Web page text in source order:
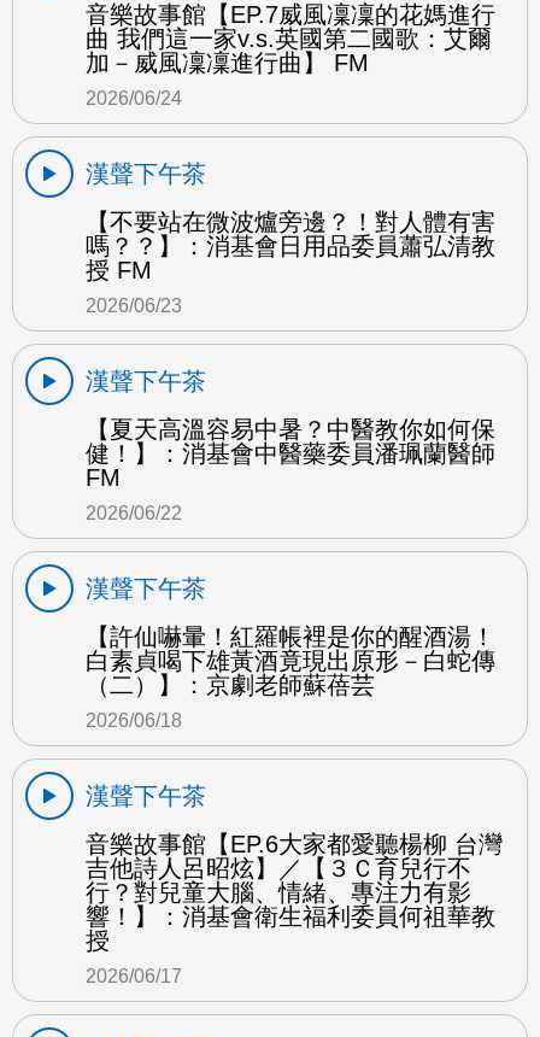
音樂故事館【EP.7威風凜凜的花媽進行
曲 我們這一家v.s.英國第二國歌：艾爾
加－威風凜凜進行曲】 FM
2026/06/24
漢聲下午茶
【不要站在微波爐旁邊？！對人體有害
嗎？？】：消基會日用品委員蕭弘清教
授 FM
2026/06/23
漢聲下午茶
【夏天高溫容易中暑？中醫教你如何保
健！】：消基會中醫藥委員潘珮蘭醫師
FM
2026/06/22
漢聲下午茶
【許仙嚇暈！紅羅帳裡是你的醒酒湯！
白素貞喝下雄黃酒竟現出原形－白蛇傳
（二）】：京劇老師蘇蓓芸
2026/06/18
漢聲下午茶
音樂故事館【EP.6大家都愛聽楊柳 台灣
吉他詩人呂昭炫】／【３Ｃ育兒行不
行？對兒童大腦、情緒、專注力有影
響！】：消基會衛生福利委員何祖華教
授
2026/06/17